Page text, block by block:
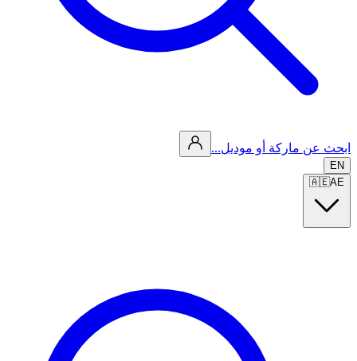
ابحث عن ماركة أو موديل...
EN
🇦🇪AE